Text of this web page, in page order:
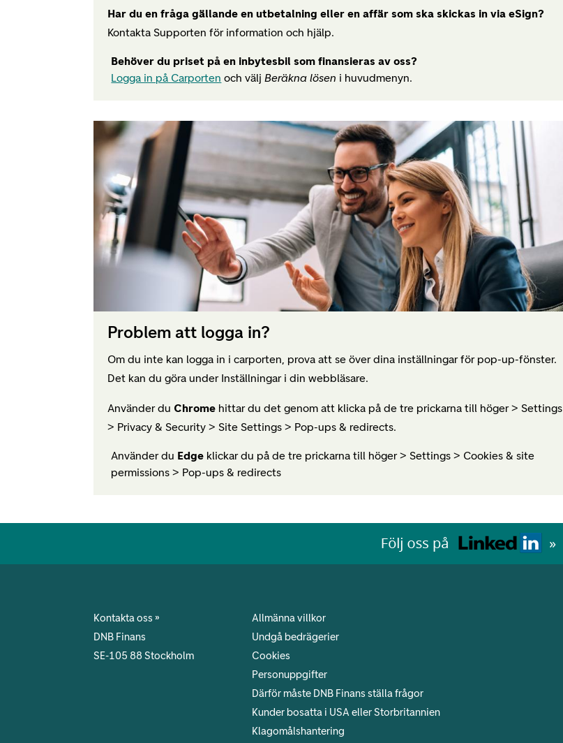
Har du en fråga gällande en utbetalning eller en affär som ska skickas in via eSign?
Kontakta Supporten för information och hjälp.
Behöver du priset på en inbytesbil som finansieras av oss?
Logga in på Carporten och väljBeräkna lösen i huvudmenyn.
Problem att logga in?
Om du inte kan logga in i carporten, prova att se över dina inställningar för pop-up-fönster.
Det kan du göra under Inställningar i din webbläsare.
Använder du Chrome hittar du det genom att klicka på de tre prickarna till höger > Settings
> Privacy & Security > Site Settings > Pop-ups & redirects.
Använder du Edge klickar du på de tre prickarna till höger > Settings > Cookies & site
permissions > Pop-ups & redirects
Kontakta oss »
DNB Finans
SE-105 88 Stockholm
Allmänna villkor
Undgå bedrägerier
Cookies
Personuppgifter
Därför måste DNB Finans ställa frågor
Kunder bosatta i USA eller Storbritannien
Klagomålshantering